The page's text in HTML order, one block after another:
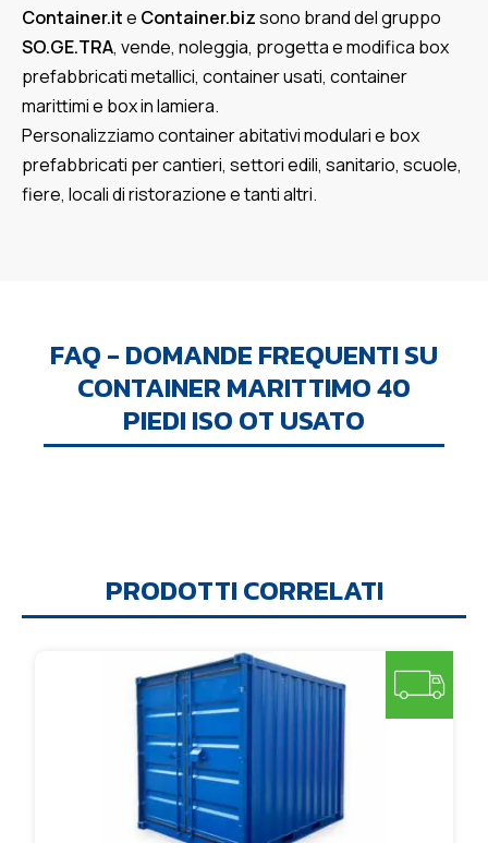
Container.ite Container.bizsono brand del gruppo
SO.GE.TRA, vende, noleggia, progetta e modifica box
prefabbricati metallici, container usati, container
marittimi e box in lamiera.
Personalizziamo container abitativi modulari e box
prefabbricati per cantieri, settori edili, sanitario, scuole,
fiere, locali di ristorazione e tanti altri.
FAQ - DOMANDE FREQUENTI SU
CONTAINER MARITTIMO 40
PIEDI ISO OT USATO
PRODOTTI CORRELATI